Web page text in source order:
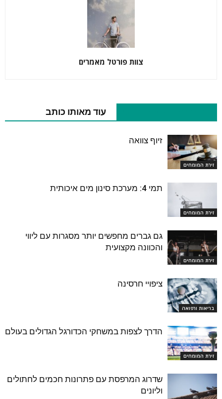
צוות פורטל מאמרים
עוד מאותו כותב
זירת המומחים
זיוף צוואה
זירת המומחים
תמי 4: מערכת סינון מים איכותית
זירת המומחים
גם גברים מחפשים יותר מסגרות עם ליווי
והכוונה מקצועית
בריאות ורפואה
ציפויי חרסינה
זירת המומחים
הדרך לצפות במשחקי הכדורגל הגדולים בעולם
שדרוג המרפסת עם פתרונות חכמים לחתולים
וליונים